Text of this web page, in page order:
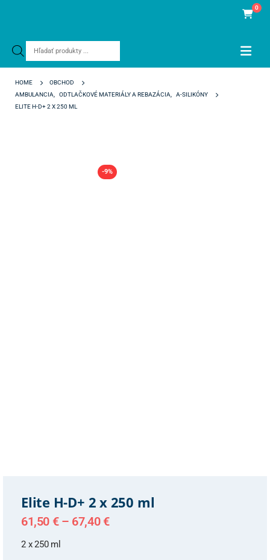
Products
0
HOME
OBCHOD
AMBULANCIA
ODTLAČKOVÉ MATERIÁLY A REBAZÁCIA
A-SILIKÓNY
ELITE H-D+ 2 X 250 ML
-9%
Elite H-D+ 2 x 250 ml
61,50 €– 67,40 €
2 x 250 ml